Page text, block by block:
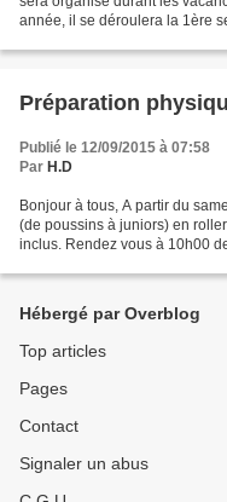
année, il se déroulera la 1ère
Préparation
Publié le 12/09/2015 à 07:58
Par H.D
Bonjour à tous, A partir du
(de poussins à juniors) en
inclus. Rendez vous à 10h00
Hébergé par Overblog
Top articles
Pages
Contact
Signaler un abus